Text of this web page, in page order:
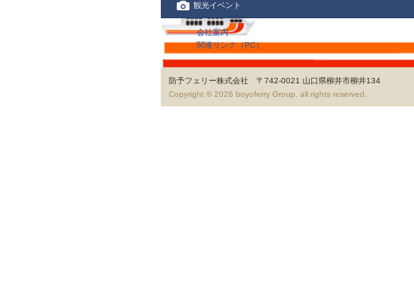
観光イベント
会社案内
関連リンク（PC）
防予フェリー株式会社 〒742-0021 山口県柳井市柳井134
Copyright © 2026 boyoferry Group. all rights reserved.